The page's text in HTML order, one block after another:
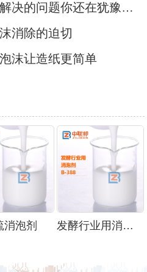
使用造纸消泡剂就能解决的问题你还在犹豫什么？
消除的迫切
沫让造纸更简单
消泡剂 发酵行业用消泡剂